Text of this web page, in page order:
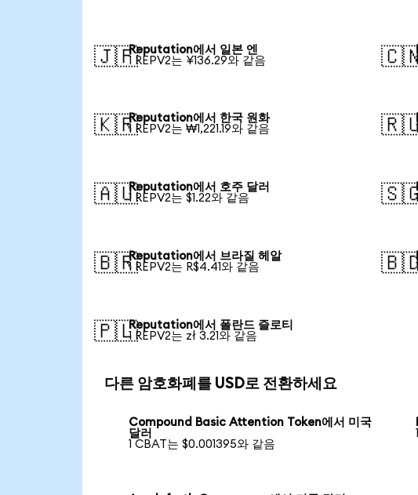
🇯🇵Reputation에서 일본 엔
1 REPV2는 ¥136.29와 같음
🇰🇷Reputation에서 한국 원화
1 REPV2는 ₩1,221.19와 같음
🇦🇺Reputation에서 호주 달러
1 REPV2는 $1.22와 같음
🇧🇷Reputation에서 브라질 헤알
1 REPV2는 R$4.41와 같음
🇵🇱Reputation에서 폴란드 즐로티
1 REPV2는 zł 3.21와 같음
다른 암호화폐를 USD로 전환하세요
Compound Basic Attention Token에서 미국
달러
1 CBAT는 $0.001395와 같음